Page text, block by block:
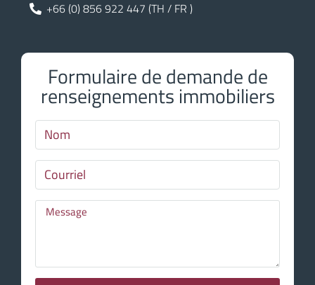
+66 (0) 856 922 447 (TH / FR )
Formulaire de demande de
renseignements immobiliers